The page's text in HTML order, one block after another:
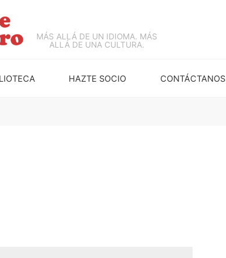
MÁS ALLÁ DE UN IDIOMA. MÁS
ALLÁ DE UNA CULTURA.
HAZTE SOCIO CONTÁCTANOS